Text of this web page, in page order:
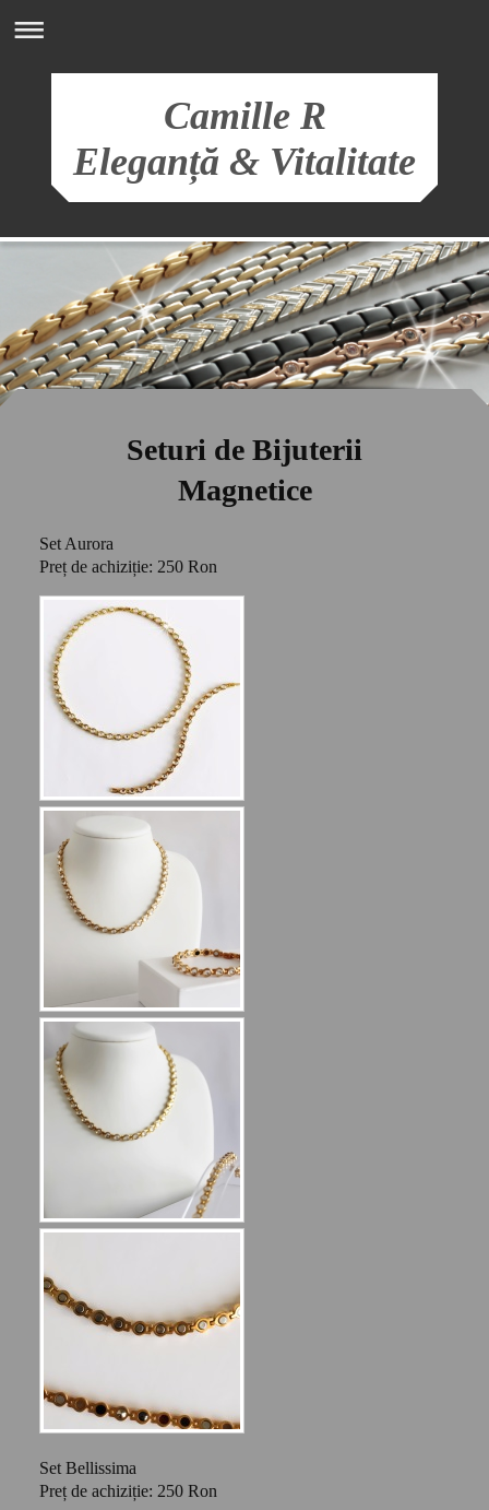
Camille R
Eleganță & Vitalitate
Seturi de Bijuterii
Magnetice
Set Aurora
Preț de achiziție: 250 Ron
Set Bellissima
Preț de achiziție: 250 Ron